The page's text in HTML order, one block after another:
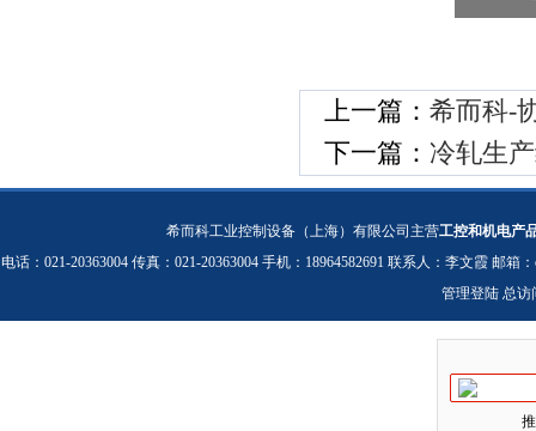
上一篇： 希而科-
下一篇： 冷轧生
希而科工业控制设备（上海）有限公司主营工控和机电产
电话：021-20363004 传真：021-20363004 手机：18964582691 联系人：李文霞 邮箱：
管理登陆 总访